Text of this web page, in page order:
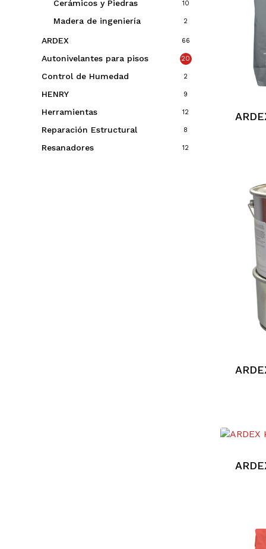
Cerámicos y Piedras 10
Madera de ingeniería 2
ARDEX 66
Autonivelantes para pisos 20
Control de Humedad 2
HENRY 9
Herramientas 12
Reparación Estructural 8
Resanadores 12